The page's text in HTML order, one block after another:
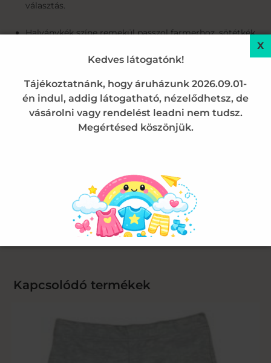
választás.
Halványkék színe remekül passzol farmerhoz, sötétkék
Típus:Hosszú ujjú kislány póló / felső
Anyagösszetétel:100% tiszta pamut
Disney Frozen – Anna & Elsa „Two Sisters, One
Kislányos / Hétköznapi viselet
Kapcsolódó termékek
Kedves látogatónk!
Tájékoztatnánk, hogy áruházunk 2026.09.01-
én indul, addig látogatható, nézelődhetsz, de
vásárolni vagy rendelést leadni nem tudsz.
Megértésed köszönjük.